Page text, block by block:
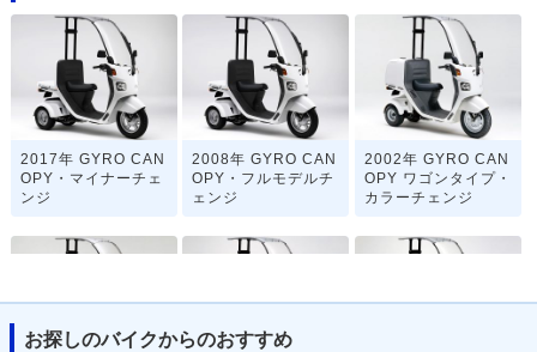
2017年 GYRO CAN
OPY・マイナーチェ
ンジ
2008年 GYRO CAN
OPY・フルモデルチ
ェンジ
2002年 GYRO CAN
OPY ワゴンタイプ・
カラーチェンジ
お探しのバイクからのおすすめ